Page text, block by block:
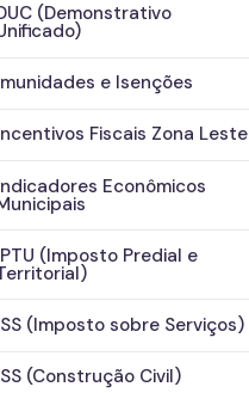
(Demonstrativo
e Isenções
Fiscais Zona Leste
Econômicos
(Imposto Predial e
(Imposto sobre Serviços)
(Construção Civil)